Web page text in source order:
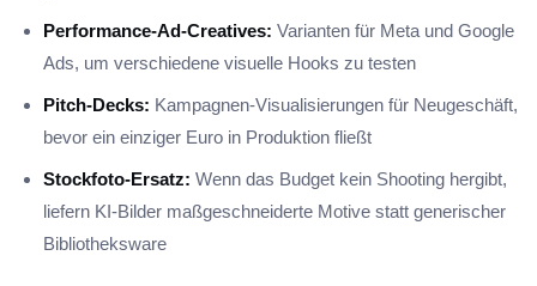
Performance-Ad-Creatives: Varianten für Meta und Google
Ads, um verschiedene visuelle Hooks zu testen
Pitch-Decks: Kampagnen-Visualisierungen für Neugeschäft,
bevor ein einziger Euro in Produktion fließt
Stockfoto-Ersatz: Wenn das Budget kein Shooting hergibt,
liefern KI-Bilder maßgeschneiderte Motive statt generischer
Bibliotheksware